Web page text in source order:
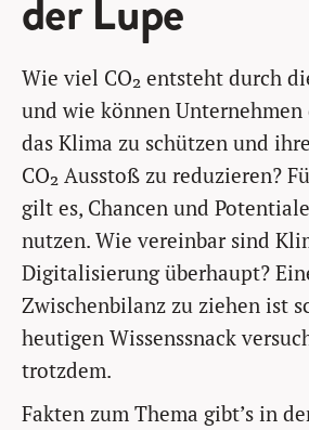
Wie viel CO₂ entsteht durch
und wie können Unternehmen
das Klima zu schützen und
CO₂ Ausstoß zu reduzieren?
gilt es, Chancen und
nutzen. Wie vereinbar sind
Digitalisierung überhaupt?
Zwischenbilanz zu ziehen ist
heutigen Wissenssnack
trotzdem.
Fakten zum Thema gibt’s in